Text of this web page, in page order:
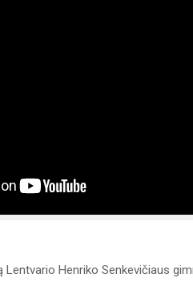
Lentvario Henriko Senkevičiaus